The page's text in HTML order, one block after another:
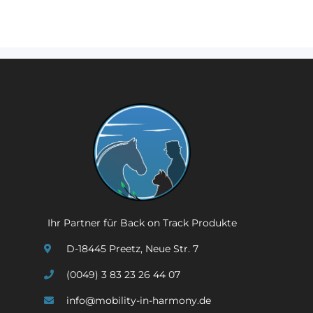
Ihr Partner für Back on Track Produkte
D-18445 Preetz, Neue Str. 7
(0049) 3 83 23 26 44 07
info@mobility-in-harmony.de